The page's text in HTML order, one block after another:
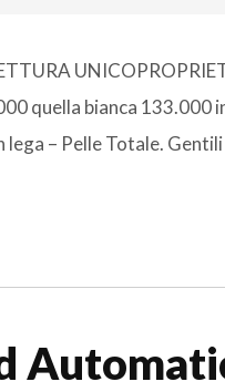
quella bianca 133.000
lega – Pelle Totale.